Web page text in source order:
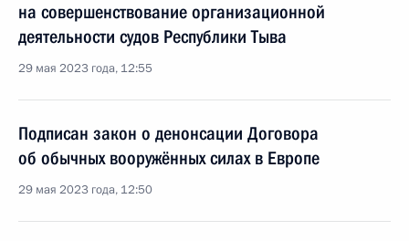
на совершенствование организационной
деятельности судов Республики Тыва
29 мая 2023 года, 12:55
Подписан закон о денонсации Договора
об обычных вооружённых силах в Европе
29 мая 2023 года, 12:50